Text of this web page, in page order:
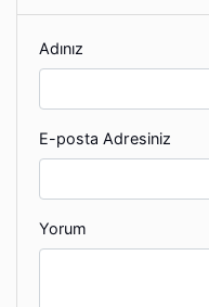
Adınız
E-posta Adresiniz
Yorum